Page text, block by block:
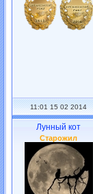
11:01 15 02 2014
Лунный кот
Старожил